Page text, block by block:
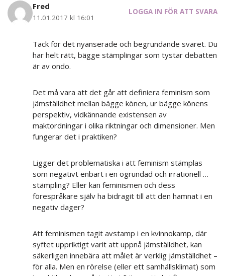
Fred
11.01.2017 kl 16:01
LOGGA IN FÖR ATT SVARA
Tack för det nyanserade och begrundande svaret. Du
har helt rätt, bägge stämplingar som tystar debatten
är av ondo.
Det må vara att det går att definiera feminism som
jämställdhet mellan bägge könen, ur bägge könens
perspektiv, vidkännande existensen av
maktordningar i olika riktningar och dimensioner. Men
fungerar det i praktiken?
Ligger det problematiska i att feminism stämplas
som negativt enbart i en ogrundad och irrationell …
stämpling? Eller kan feminismen och dess
förespråkare själv ha bidragit till att den hamnat i en
negativ dager?
Att feminismen tagit avstamp i en kvinnokamp, där
syftet uppriktigt varit att uppnå jämställdhet, kan
säkerligen innebära att målet är verklig jämställdhet –
för alla. Men en rörelse (eller ett samhällsklimat) som